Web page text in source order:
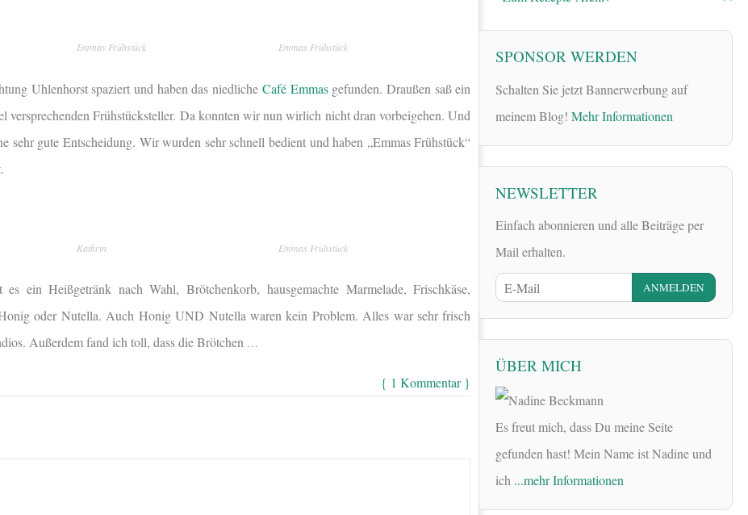
Emmas Frühstück Emmas Frühstück
Uhlenhorst spaziert und haben das niedliche Café Emmasgefunden. Draußen saß ein
versprechenden Frühstücksteller. Da konnten wir nun wirlich nicht dran vorbeigehen. Und
sehr gute Entscheidung. Wir wurden sehr schnell bedient und haben „Emmas Frühstück“
Kathrin Emmas Frühstück
ein Heißgetränk nach Wahl, Brötchenkorb, hausgemachte Marmelade, Frischkäse,
oder Nutella. Auch Honig UND Nutella waren kein Problem. Alles war sehr frisch
Außerdem fand ich toll, dass die Brötchen …
{ 1 Kommentar }
SPONSOR WERDEN
Schalten Sie jetzt Bannerwerbung auf
meinem Blog! Mehr Informationen
NEWSLETTER
Einfach abonnieren und alle Beiträge per
Mail erhalten.
ÜBER MICH
Es freut mich, dass Du meine Seite
gefunden hast! Mein Name ist Nadine und
ich ...mehr Informationen